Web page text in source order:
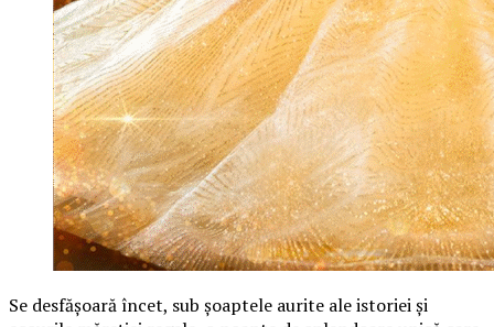
Se desfășoară încet, sub șoaptele aurite ale istoriei și